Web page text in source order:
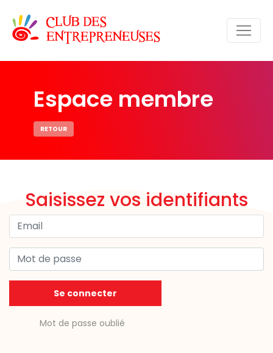
Espace membre
RETOUR
Saisissez vos identifiants
Email
Mot de passe
Se connecter
Mot de passe oublié